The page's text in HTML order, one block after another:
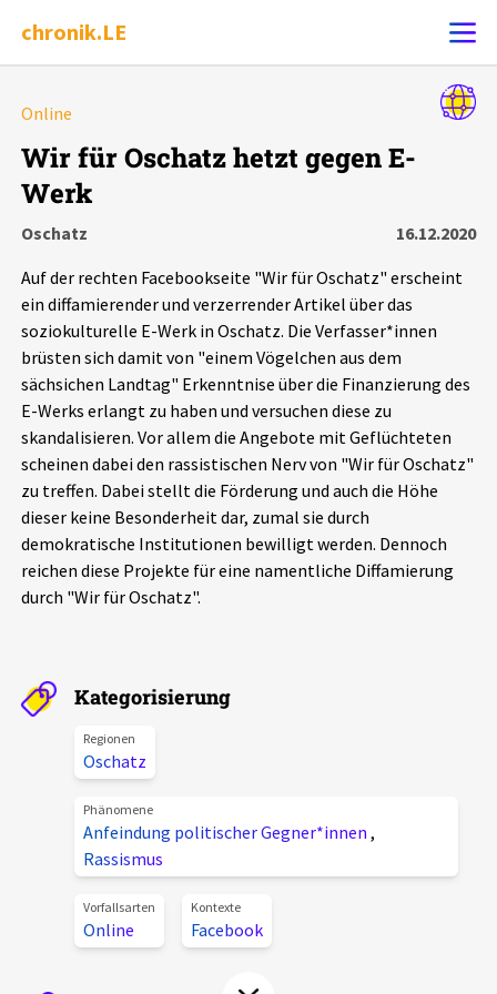
chronik.LE
Chronik
Leipziger Zustände
Schlaglichter
Phänomene
Aktuelles
Alle Beiträge
Podcasts
Über uns
Kontakt
Unterstützer_innen
Spenden
chronik.LE in der Presse
Online
Wir für Oschatz hetzt gegen E-
Werk
Oschatz
16.12.2020
Auf der rechten Facebookseite "Wir für Oschatz" erscheint
ein diffamierender und verzerrender Artikel über das
soziokulturelle E-Werk in Oschatz. Die Verfasser*innen
brüsten sich damit von "einem Vögelchen aus dem
sächsichen Landtag" Erkenntnise über die Finanzierung des
E-Werks erlangt zu haben und versuchen diese zu
skandalisieren. Vor allem die Angebote mit Geflüchteten
scheinen dabei den rassistischen Nerv von "Wir für Oschatz"
zu treffen. Dabei stellt die Förderung und auch die Höhe
dieser keine Besonderheit dar, zumal sie durch
demokratische Institutionen bewilligt werden. Dennoch
reichen diese Projekte für eine namentliche Diffamierung
durch "Wir für Oschatz".
Kategorisierung
Regionen
Oschatz
Phänomene
Anfeindung politischer Gegner*innen ,
Rassismus
Vorfallsarten
Online
Kontexte
Facebook
Alle Ereignisse
7502Ereignisse
Ereignisse